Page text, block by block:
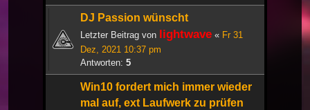
DJ Passion wünscht
Letzter Beitrag von lightwave « Fr 31
Dez, 2021 10:37 pm
Antworten: 5
Win10 fordert mich immer wieder
mal auf, ext Laufwerk zu prüfen